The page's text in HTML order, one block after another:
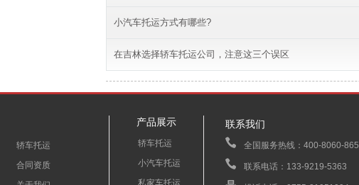
小汽车托运方式有哪些?
在吉林选择轿车托运公司，注意这三个误区
轿车托运
合同资质
产品展示
轿车托运
小汽车托运
私家车托运
联系我们
全国服务热线：400-8060-865
联系电话：133-9219-5363